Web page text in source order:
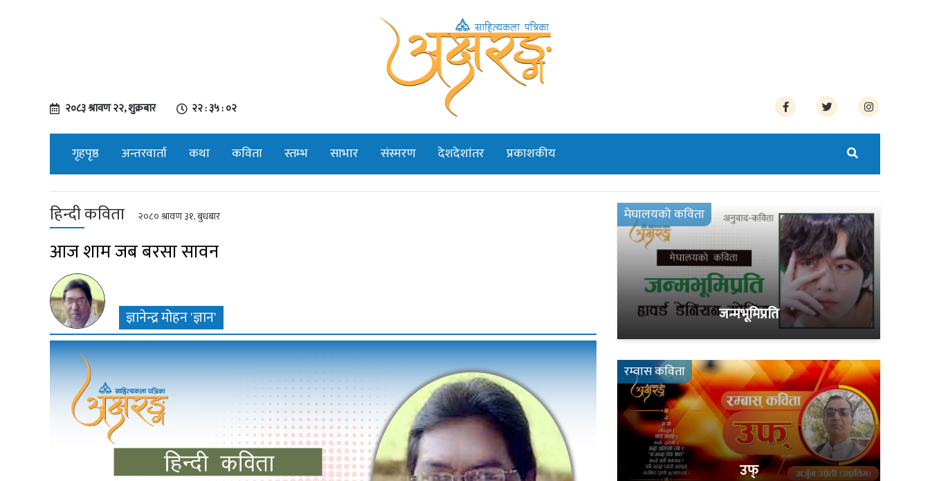
२०८३ श्रावण २२, शुक्रबार २२ : ३५ : ०३
गृहपृष्ठ अन्तरवार्ता कथा कविता स्तम्भ साभार संस्मरण देशदेशांतर प्रकाशकीय
हिन्दी कविता २०८० श्रावण ३१, बुधबार
आज शाम जब बरसा सावन
ज्ञानेन्द्र मोहन 'ज्ञान'
मेघालयको कविता
जन्मभूमिप्रति
रम्वास कविता
उफ्